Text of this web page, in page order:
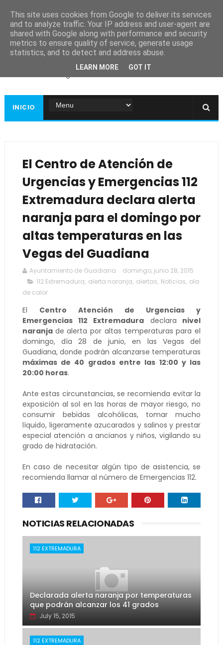
Ayuntamiento de
Guadiana
INICIO
El Centro de Atención de
Urgencias y Emergencias 112
Extremadura declara alerta
naranja para el domingo por
altas temperaturas en las
Vegas del Guadiana
Ayuntamiento de Guadiana
domingo, junio 28, 2015
112 Extremadura, alerta naranja, alertas, Noticias, ola
de calor
El Centro Atención de Urgencias y
Emergencias 112 Extremadura declara nivel
naranja de alerta por altas temperaturas para el
domingo, día 28 de junio, en las Vegas del
Guadiana, donde podrán alcanzarse temperaturas
máximas de 40 grados entre las 12:00 y las
20:00 horas.
Ante estas circunstancias, se recomienda evitar la
exposición al sol en las horas de mayor riesgo, no
consumir bebidas alcohólicas, tomar mucho
líquido, ligeramente azucarados y salinos y prestar
especial atención a ancianos y niños, vigilando su
grado de hidratación.
En caso de necesitar algún tipo de asistencia, se
recomienda llamar al número de Emergencias 112.
NOTICIAS RELACIONADAS
112 EXTREMADURA
Declarada alerta naranja por temperaturas
que podrán alcanzar los 41 grados
July 15, 2015
112 EXTREMADURA
This site uses cookies from Google to deliver its services
and to analyze traffic. Your IP address and user-agent are
shared with Google along with performance and security
metrics to ensure quality of service, generate usage
statistics, and to detect and address abuse.
LEARN MORE GOT IT